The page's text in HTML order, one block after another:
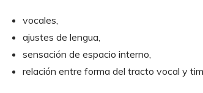
vocales,
ajustes de lengua,
sensación de espacio interno,
relación entre forma del tracto vocal y